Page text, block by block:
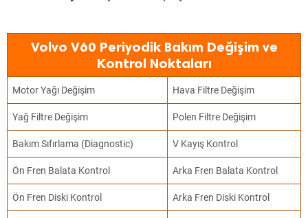
Volvo V60 Periyodik Bakım Değişim ve
Kontrol Noktaları
Motor Yağı Değişim Hava Filtre Değişim
Yağ Filtre Değişim Polen Filtre Değişim
Bakım Sıfırlama (Diagnostic) V Kayış Kontrol
Ön Fren Balata Kontrol Arka Fren Balata Kontrol
Ön Fren Diski Kontrol Arka Fren Diski Kontrol